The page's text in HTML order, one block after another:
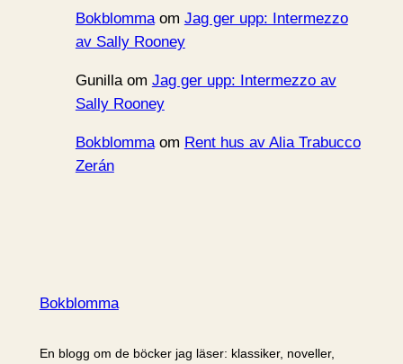
Bokblommaom Jag ger upp: Intermezzo
av Sally Rooney
Gunillaom Jag ger upp: Intermezzo av
Sally Rooney
Bokblommaom Rent hus av Alia Trabucco
Zerán
Bokblomma
En blogg om de böcker jag läser: klassiker, noveller,